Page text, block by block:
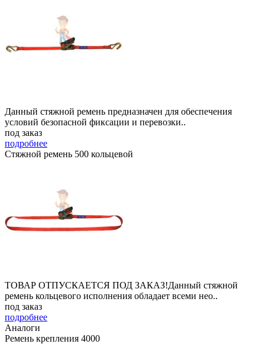
Данный стяжной ремень предназначен для обеспечения
условий безопасной фиксации и перевозки..
под заказ
подробнее
Стяжной ремень 500 кольцевой
ТОВАР ОТПУСКАЕТСЯ ПОД ЗАКАЗ!Данный стяжной
ремень кольцевого исполнения обладает всеми нео..
под заказ
подробнее
Аналоги
Ремень крепления 4000